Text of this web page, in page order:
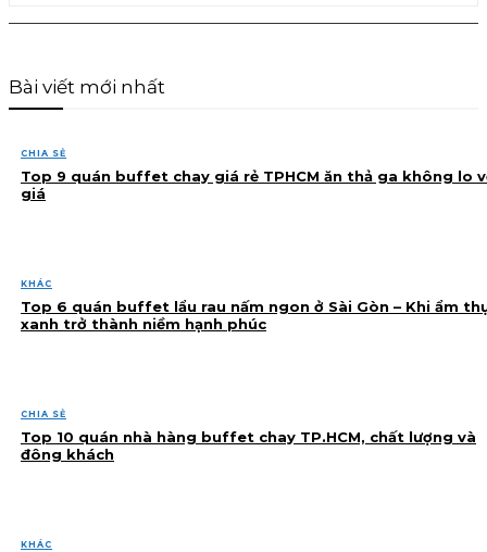
Bài viết mới nhất
CHIA SẺ
Top 9 quán buffet chay giá rẻ TPHCM ăn thả ga không lo
giá
KHÁC
Top 6 quán buffet lẩu rau nấm ngon ở Sài Gòn – Khi ẩm
xanh trở thành niềm hạnh phúc
CHIA SẺ
Top 10 quán nhà hàng buffet chay TP.HCM, chất lượng và
đông khách
KHÁC